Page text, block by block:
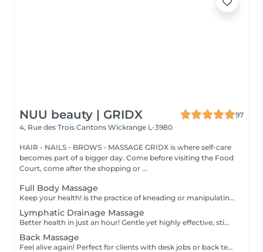
NUU beauty | GRIDX
97
4, Rue des Trois Cantons Wickrange L-3980
HAIR - NAILS - BROWS - MASSAGE GRIDX is where self-care
becomes part of a bigger day. Come before visiting the Food
Court, come after the shopping or ...
Full Body Massage
Keep your health! is the practice of kneading or manipulating a person's muscles and other soft-tissue in order to reduce stress, reduce muscle pain, increase relaxation and improve the work of the immune system. Age restrictions: there are no age restrictions for this procedure. Post procedure recommendations: do not do sport and any sharp movements 2-3 hours after the procedure. Frequency: 1-2 times per week, 10 times in total. Repeat once in 3-6 months.
Lymphatic Drainage Massage
Better health in just an hour! Gentle yet highly effective, stimulates the body's lymphatic system to flush out toxins, reduce swelling, and enhance immunity. This technique uses light, rhythmic strokes to encourage natural drainage, making it perfect for reducing bloating, post-surgery care, and improving skin tone. A go-to for detox and wellness. Age restrictions: there are no age restrictions for this procedure. Post procedure recommendations: do not do sport and any sharp movements 2-3 hours after the procedure. Frequency: 1-2 times per week, 10 times in total. Repeat once in 3-6 months.
Back Massage
Feel alive again! Perfect for clients with desk jobs or back tension, focuses on relieving stress, tightness, and knots in the back and shoulders. Whether you suffer from chronic back pain or occasional tension, this treatment provides targeted relief and improved posture. Cupping therapy is an ancient healing technique that uses special cups to create gentle suction on the skin. This suction promotes blood flow, relieves muscle tension, reduces inflammation, and supports deep relaxation. The treatment can help release toxins, improve circulation, and ease chronic pain or stiffness. Age restrictions: there are no age restrictions for this procedure. Post procedure recommendations: do not do sport and any sharp movements for 2-3 hours after the procedure. Frequency: 1-2 times per week, 10 times in total. Repeat once in 3-6 months.